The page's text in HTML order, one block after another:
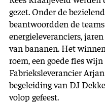
gezet. Onder de
beantwoordden de
energieleveranciers,
van bananen. Het
roem, een goede fles
Fabrieksleverancier
begeleiding van DJ
volop gefeest.